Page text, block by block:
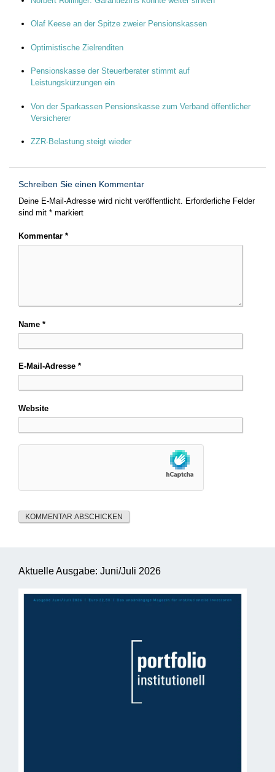
Olaf Keese an der Spitze zweier Pensionskassen
Optimistische Zielrenditen
Pensionskasse der Steuerberater stimmt auf
Leistungskürzungen ein
Von der Sparkassen Pensionskasse zum Verband öffentlicher
Versicherer
ZZR-Belastung steigt wieder
Schreiben Sie einen Kommentar
Deine E-Mail-Adresse wird nicht veröffentlicht. Erforderliche Felder
sind mit * markiert
Kommentar *
Name *
E-Mail-Adresse *
Website
Aktuelle Ausgabe: Juni/Juli 2026